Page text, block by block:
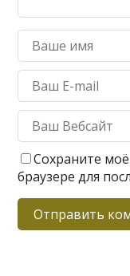
Сохраните
браузере для